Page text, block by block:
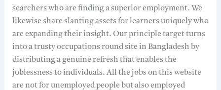
searchers who are finding a superior employment. We
likewise share slanting assets for learners uniquely who
are expanding their insight. Our principle target turns
into a trusty occupations round site in Bangladesh by
distributing a genuine refresh that enables the
joblessness to individuals. All the jobs on this website
are not for unemployed people but also employed